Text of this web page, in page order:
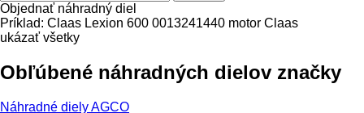
Objednať náhradný diel
Príklad: Claas Lexion 600 0013241440 motor Claas
ukázať všetky
Obľúbené náhradných dielov značky
Náhradné diely AGCO